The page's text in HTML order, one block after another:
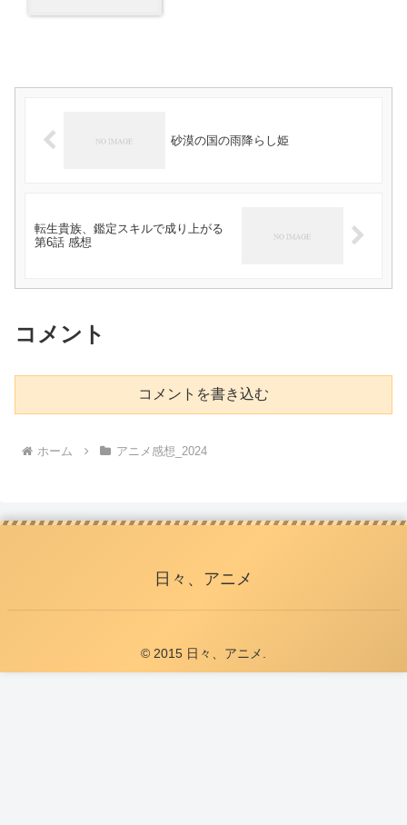
砂漠の国の雨降らし姫
転生貴族、鑑定スキルで成り上がる
第6話 感想
コメント
コメントを書き込む
ホーム アニメ感想_2024
日々、アニメ
© 2015 日々、アニメ.